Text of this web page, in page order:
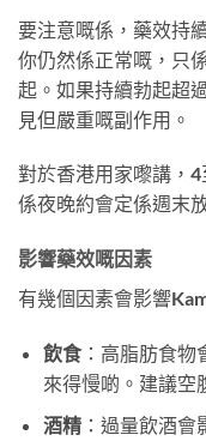
要注意嘅係，藥效持
你仍然係正常嘅，只
起。如果持續勃起超
見但嚴重嘅副作用。
對於香港用家嚟講，
係夜晚約會定係週末
影響藥效嘅因素
有幾個因素會影響
飲食：高脂肪食物
來得慢啲。建議空
酒精：過量飲酒會